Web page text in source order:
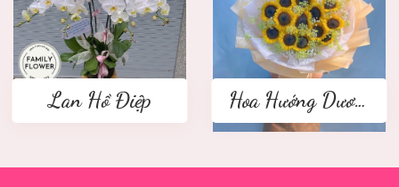
Lan Hồ Điệp Hoa Hướng Dương